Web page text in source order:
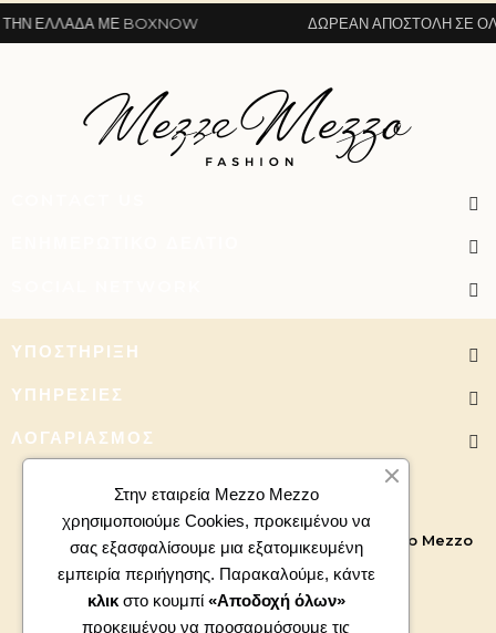
ΕΛΛΆΔΑ ΜΕ BOXNOW ΔΩΡΕΆΝ ΑΠΟΣΤΟΛΉ ΣΕ ΌΛΗ
ΥΠΟΣΤΉΡΙΞΗ
ΥΠΗΡΕΣΊΕΣ
ΛΟΓΑΡΙΑΣΜΌΣ
Copyright 2026 - All right reserved. Powered by Mezzo Mezzo
Στην εταιρεία Mezzo Mezzo
χρησιμοποιούμε Cookies, προκειμένου να
σας εξασφαλίσουμε μια εξατομικευμένη
εμπειρία περιήγησης. Παρακαλούμε, κάντε
κλικ στο κουμπί «Αποδοχή όλων»
προκειμένου να προσαρμόσουμε τις